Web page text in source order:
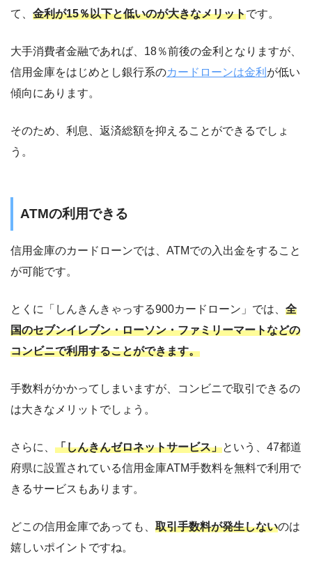
て、 金利が15％以下と低いのが大きなメリットです。
大手消費者金融であれば、18％前後の金利となりますが、
信用金庫をはじめとし銀行系のカードローンは金利 が低い
傾向にあります。
そのため、利息、返済総額を抑えることができるでしょ
う。
ATMの利用できる
信用金庫のカードローンでは、ATMでの入出金をすること
が可能です。
とくに「しんきんきゃっする900カードローン」では、 全
国のセブンイレブン・ローソン・ファミリーマートなどの
コンビニで利用することができます。
手数料がかかってしまいますが、コンビニで取引できるの
は大きなメリットでしょう。
さらに、 「しんきんゼロネットサービス」という、47都道
府県に設置されている信用金庫ATM手数料を無料で利用で
きるサービスもあります。
どこの信用金庫であっても、 取引手数料が発生しないのは
嬉しいポイントですね。